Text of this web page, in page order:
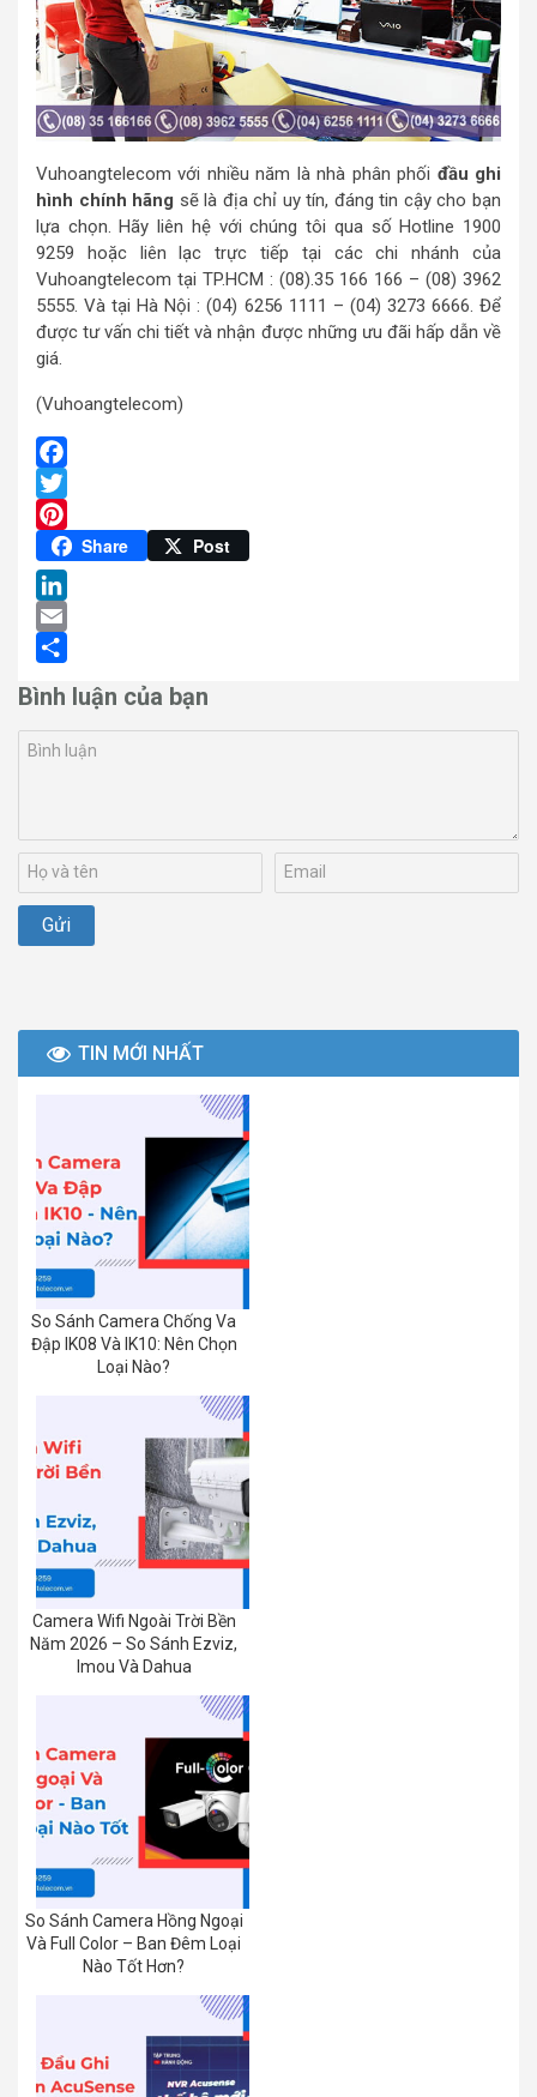
Vuhoangtelecom với nhiều năm là nhà phân phối đầu ghi
hình chính hãng sẽ là địa chỉ uy tín, đáng tin cậy cho bạn
lựa chọn. Hãy liên hệ với chúng tôi qua số Hotline 1900
9259 hoặc liên lạc trực tiếp tại các chi nhánh của
Vuhoangtelecom tại TP.HCM : (08).35 166 166 – (08) 3962
5555. Và tại Hà Nội : (04) 6256 1111 – (04) 3273 6666. Để
được tư vấn chi tiết và nhận được những ưu đãi hấp dẫn về
giá.
(Vuhoangtelecom)
Facebook
Twitter
Pinterest
Share Post
LinkedIn
Email
Bình luận của bạn
TIN MỚI NHẤT
So Sánh Camera Chống Va
Đập IK08 Và IK10: Nên Chọn
Loại Nào?
Camera Wifi Ngoài Trời Bền
Năm 2026 – So Sánh Ezviz,
Imou Và Dahua
So Sánh Camera Hồng Ngoại
Và Full Color – Ban Đêm Loại
Nào Tốt Hơn?